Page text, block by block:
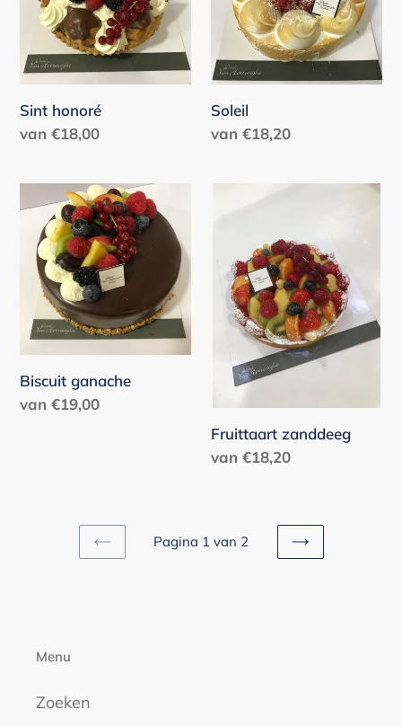
Sint honoré
Normale
van €18,00
Soleil
Normale
van €18,20
Biscuit
ganache
Biscuit ganache
Normale
van €19,00
Fruittaart
Fruittaart zanddeeg
Normale
van €18,20
VORIGE
Pagina 1 van 2
VOLGENDE
Menu
Zoeken